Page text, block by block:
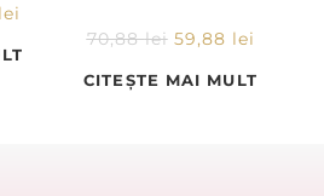
lei
70,88lei 59,88 lei
CITEȘTE MAI MULT